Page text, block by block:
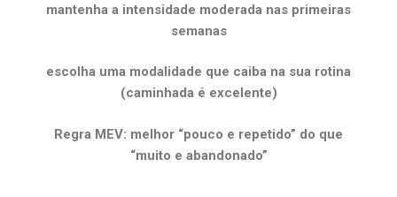
mantenha a intensidade moderada nas primeiras
semanas
escolha uma modalidade que caiba na sua rotina
(caminhada é excelente)
Regra MEV: melhor “pouco e repetido” do que
“muito e abandonado”